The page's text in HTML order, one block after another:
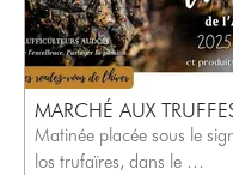
MARCHÉ AUX
Matinée placée sous le
los trufaïres, dans le …